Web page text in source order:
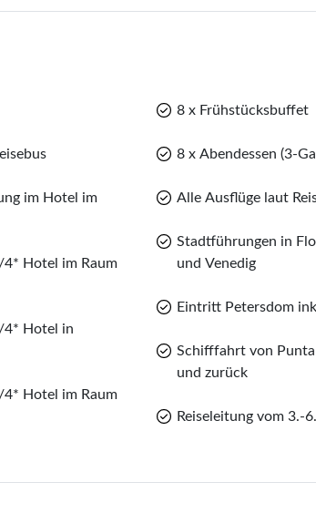
im Hotel im
Hotel im Raum
4* Hotel in
Hotel im Raum
8 x Frühstücksbuffet
8 x Abendessen (3-
Alle Ausflüge laut
Stadtführungen in
und Venedig
Eintritt Petersdom
Schifffahrt von Punta
und zurück
Reiseleitung vom 3.-